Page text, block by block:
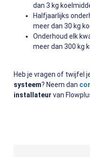
dan 3 kg
Halfjaarlijks
meer dan 30 kg
Onderhoud elk
meer dan 300 kg
Heb je vragen of twijfel
systeem? Neem dan
installateur van